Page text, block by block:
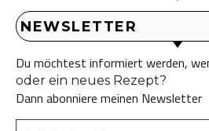
NEWSLETTER
Du möchtest informiert werden,
oder ein neues Rezept?
Dann abonniere meinen Newsletter